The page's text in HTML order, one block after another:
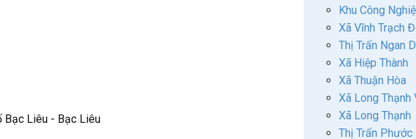
Bạc Liêu - Bạc Liêu
Khu Công
Xã Vĩnh Trạch
Thị Trấn Ngan
Xã Hiệp Thành
Xã Thuận Hòa
Xã Long Thạnh
Xã Long Thạnh
Thị Trấn Phước